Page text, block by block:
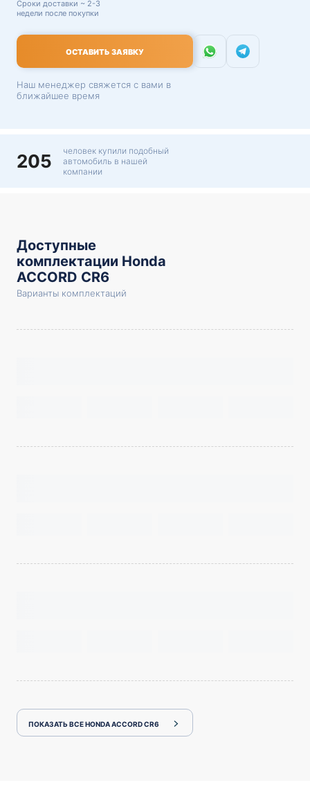
Сроки доставки ~ 2-3
недели после покупки
ОСТАВИТЬ ЗАЯВКУ
Наш менеджер свяжется с вами в
ближайшее время
205
человек купили подобный
автомобиль в нашей
компании
Доступные
комплектации Honda
ACCORD CR6
Варианты комплектаций
ПОКАЗАТЬ ВСЕ HONDA ACCORD CR6